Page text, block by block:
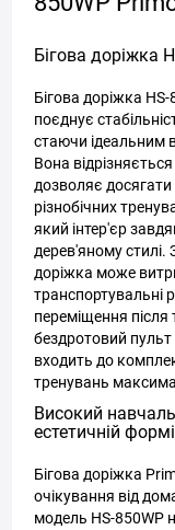
Бігова доріжка
Бігова доріжка
поєднує
стаючи ідеальним
Вона
дозволяє
різнобічних
який інтер'єр
дерев'яному стилі.
доріжка може
транспортувальні
переміщення
бездротовий
входить до
тренувань
Високий
естетичній формі
Бігова доріжка
очікування від
модель HS-850WP